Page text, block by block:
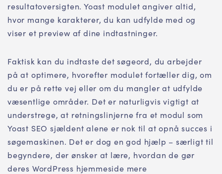
resultatoversigten. Yoast modulet angiver altid,
hvor mange karakterer, du kan udfylde med og
viser et preview af dine indtastninger.
Faktisk kan du indtaste det søgeord, du arbejder
på at optimere, hvorefter modulet fortæller dig, om
du er på rette vej eller om du mangler at udfylde
væsentlige områder. Det er naturligvis vigtigt at
understrege, at retningslinjerne fra et modul som
Yoast SEO sjældent alene er nok til at opnå succes i
søgemaskinen. Det er dog en god hjælp – særligt til
begyndere, der ønsker at lære, hvordan de gør
deres WordPress hjemmeside mere